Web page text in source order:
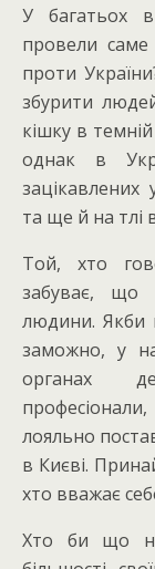
У багатьох
провели саме
проти
збурити
кішку в
однак в
зацікавлених
та ще й на тлі
Той, хто
забуває, що
людини. Якби
заможно, у
органах
лояльно
в Києві.
хто вважає
Хто би що